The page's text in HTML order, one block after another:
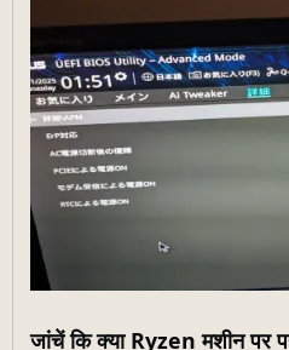
जांचें कि क्या Ryzen मशीन पर